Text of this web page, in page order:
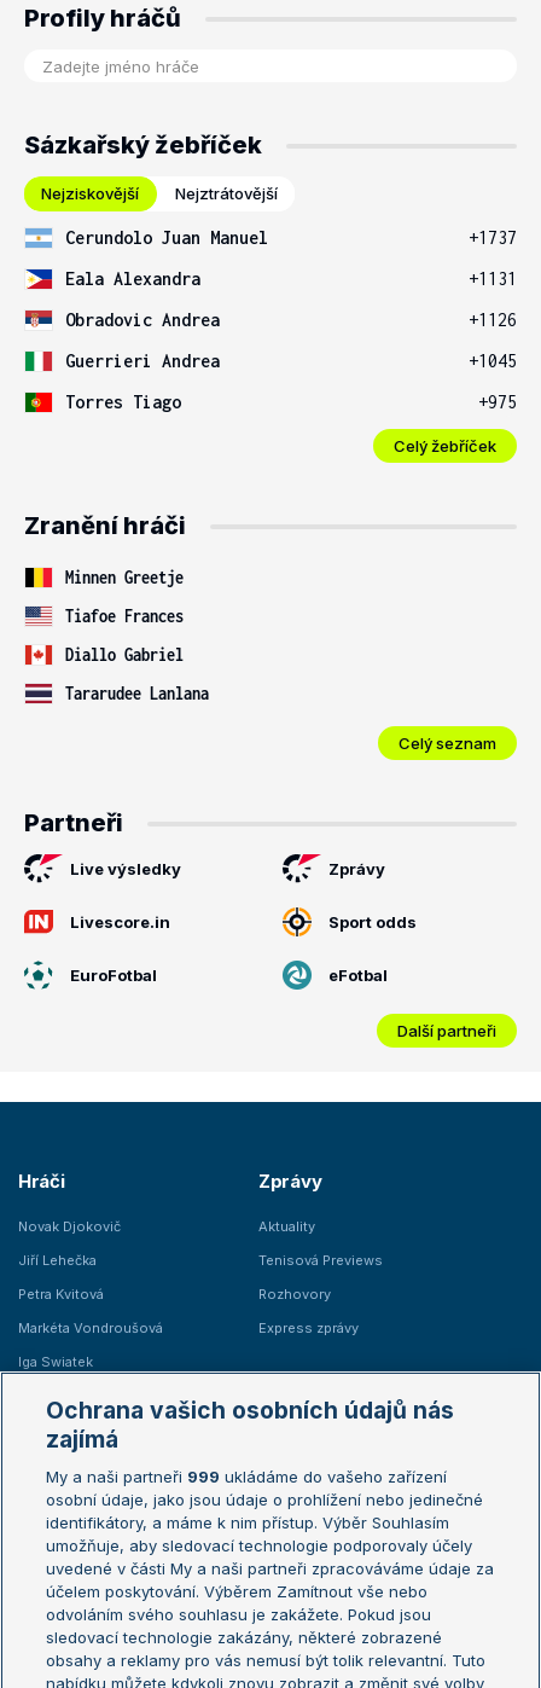
Profily hráčů
Sázkařský žebříček
Nejziskovější Nejztrátovější
Cerundolo Juan Manuel
+1737
Eala Alexandra
+1131
Obradovic Andrea
+1126
Guerrieri Andrea
+1045
Torres Tiago
+975
Celý žebříček
Zranění hráči
Minnen Greetje
Tiafoe Frances
Diallo Gabriel
Tararudee Lanlana
Celý seznam
Partneři
Live výsledky Zprávy
Livescore.in Sport odds
EuroFotbal eFotbal
Další partneři
Hráči
Novak Djokovič
Jiří Lehečka
Petra Kvitová
Markéta Vondroušová
Iga Swiatek
Zprávy
Aktuality
Tenisová Previews
Rozhovory
Express zprávy
Žebříčky
Žebříček ATP (muži)
Žebříček WTA (ženy)
Sázkařský žebříček
Australian Open
French Open
Wimbledon
US Open
Turnaj mistrů
Turnaj mistryň
Ochrana vašich osobních údajů nás
zajímá
My a naši partneři 999 ukládáme do vašeho zařízení
osobní údaje, jako jsou údaje o prohlížení nebo jedinečné
identifikátory, a máme k nim přístup. Výběr Souhlasím
umožňuje, aby sledovací technologie podporovaly účely
uvedené v části My a naši partneři zpracováváme údaje za
účelem poskytování. Výběrem Zamítnout vše nebo
odvoláním svého souhlasu je zakážete. Pokud jsou
sledovací technologie zakázány, některé zobrazené
obsahy a reklamy pro vás nemusí být tolik relevantní. Tuto
nabídku můžete kdykoli znovu zobrazit a změnit své volby